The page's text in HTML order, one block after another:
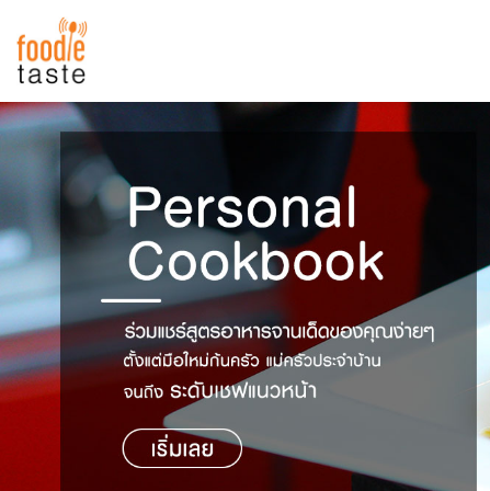
สูตรอาหาร
สูตรอาหารล่าสุด
Top Foodie
พาไปชิม
สารพันก้นครัว
เคล็ดลับน่ารู้
เปรียบเทียบหน่วยการตวง
เปรียบเทียบอุณหภูมิ
เปรียบเทียบน้ำหนักวัตถุดิบ
FoodPedia
สร้าง Cookbook